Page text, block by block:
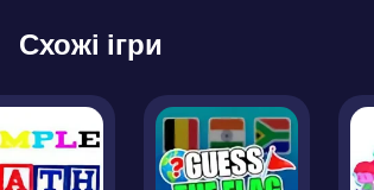
Схожі ігри